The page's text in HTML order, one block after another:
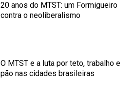
20 anos do MTST: um Formigueiro
contra o neoliberalismo
O MTST e a luta por teto, trabalho e
pão nas cidades brasileiras